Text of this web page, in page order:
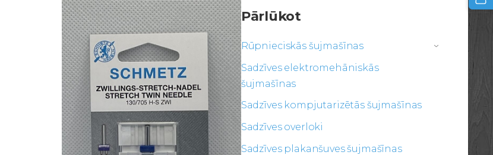
Pārlūkot
Rūpnieciskās šujmašīnas ›
Sadzīves elektromehāniskās
šujmašīnas
Sadzīves kompjutarizētās šujmašīnas
Sadzīves overloki
Sadzīves plakanšuves šujmašīnas